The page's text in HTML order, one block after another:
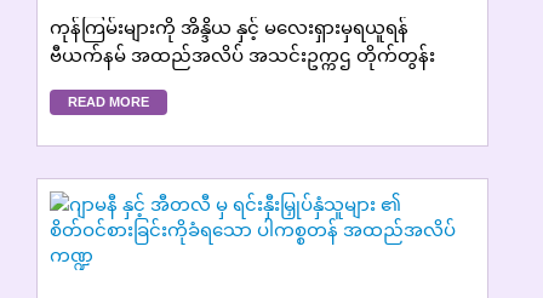
ကုန်ကြမ်းများကို အိန္ဒိယ နှင့် မလေးရှားမှရယူရန်
ဗီယက်နမ် အထည်အလိပ် အသင်းဥက္ကဌ တိုက်တွန်း
READ MORE